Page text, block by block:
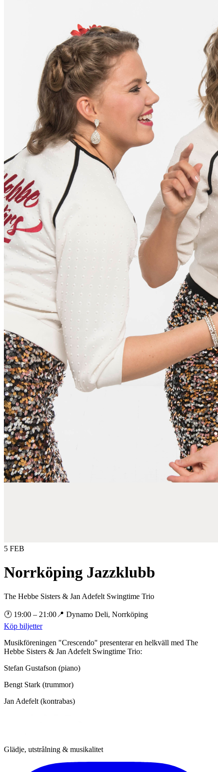
5 FEB
Norrköping Jazzklubb
The Hebbe Sisters & Jan Adefelt Swingtime Trio
🕐 19:00 – 21:00 📍 Dynamo Deli, Norrköping
Köp biljetter
Musikföreningen "Crescendo" presenterar en helkväll med The
Hebbe Sisters & Jan Adefelt Swingtime Trio:
Stefan Gustafson (piano)
Bengt Stark (trummor)
Jan Adefelt (kontrabas)
Glädje, utstrålning & musikalitet